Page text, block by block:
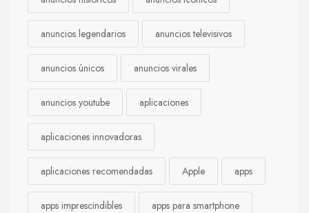
anuncios legendarios anuncios televisivos
anuncios únicos anuncios virales
anuncios youtube aplicaciones
aplicaciones innovadoras
aplicaciones recomendadas Apple apps
apps imprescindibles apps para smartphone